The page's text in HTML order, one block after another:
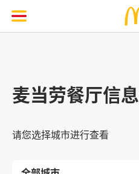
麦当劳餐厅信
请您选择城市进行查看